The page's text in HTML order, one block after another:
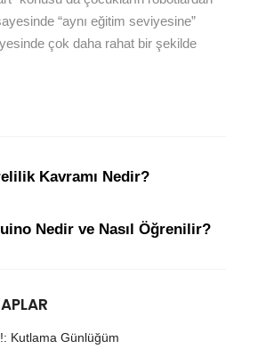
“aynı eğitim seviyesine”
çok daha rahat bir şekilde
Kavramı Nedir?
Nedir ve Nasıl Öğrenilir?
Kutlama Günlüğüm